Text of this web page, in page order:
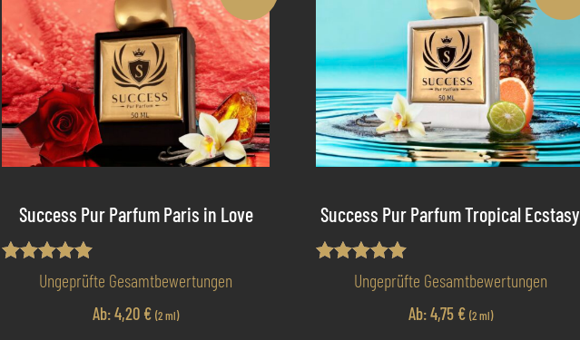
Success Pur Parfum Paris in Love
Bewertet mit
5.00
Ungeprüfte Gesamtbewertungen
Ab:4,20 € (2 ml)
Success Pur Parfum Tropical Ecstasy
Bewertet mit
5.00
Ungeprüfte Gesamtbewertungen
Ab:4,75 € (2 ml)